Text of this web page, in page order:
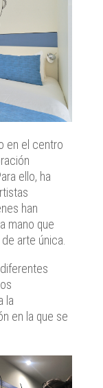
en el centro
ello, ha
han
mano que
arte única.
la
en la que se